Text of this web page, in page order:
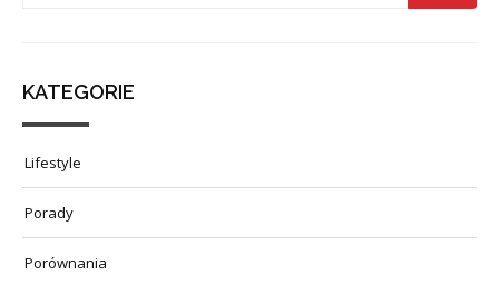
KATEGORIE
Lifestyle
Porady
Porównania